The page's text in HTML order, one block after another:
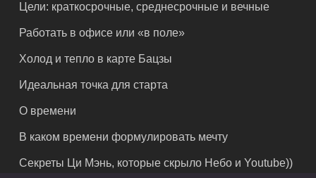
Цели: краткосрочные, среднесрочные и вечные
Работать в офисе или «в поле»
Холод и тепло в карте Бацзы
Идеальная точка для старта
О времени
В каком времени формулировать мечту
Секреты Ци Мэнь, которые скрыло Небо и Youtube))